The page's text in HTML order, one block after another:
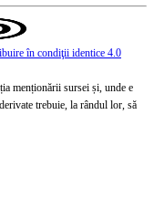
în condiţii identice 4.0
menționării sursei și, unde e
trebuie, la rândul lor, să